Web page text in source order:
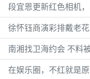
段宜恩更新红色相机
徐怀钰商演彩排戴老
南湘找卫海约会 不料
在娱乐圈，不红就是